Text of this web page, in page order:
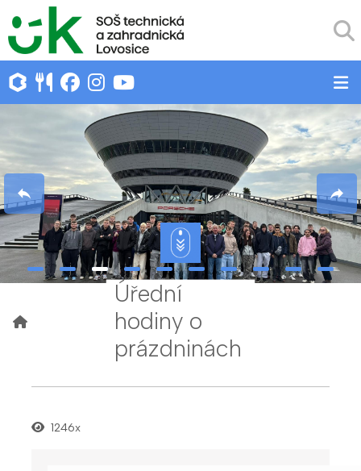
Úřední
hodiny o
prázdninách
1246x